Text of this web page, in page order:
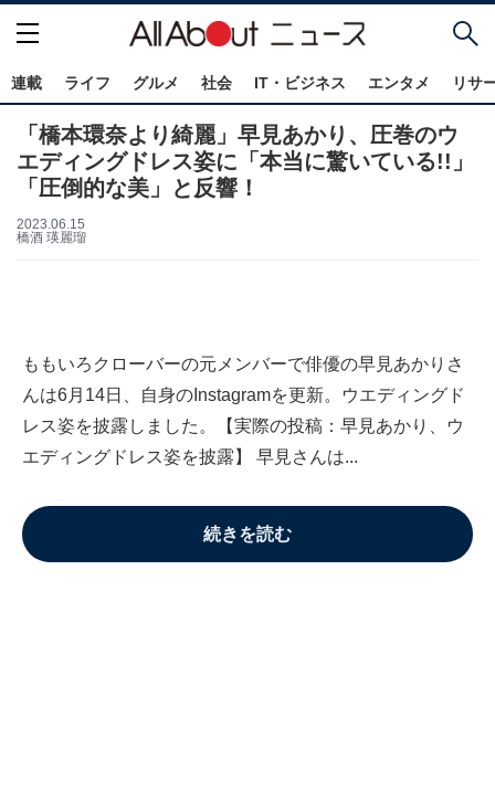
連載 ライフ グルメ 社会 IT・ビジネス エンタメ リサ
「橋本環奈より綺麗」早見あかり、圧巻のウ
エディングドレス姿に「本当に驚いている!!」
「圧倒的な美」と反響！
2023.06.15
橋酒 瑛麗瑠
ももいろクローバーの元メンバーで俳優の早見あかりさ
んは6月14日、自身のInstagramを更新。ウエディングド
レス姿を披露しました。【実際の投稿：早見あかり、ウ
エディングドレス姿を披露】 早見さんは...
続きを読む